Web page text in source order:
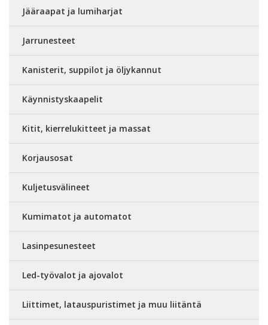
Jääraapat ja lumiharjat
Jarrunesteet
Kanisterit, suppilot ja öljykannut
Käynnistyskaapelit
Kitit, kierrelukitteet ja massat
Korjausosat
Kuljetusvälineet
Kumimatot ja automatot
Lasinpesunesteet
Led-työvalot ja ajovalot
Liittimet, latauspuristimet ja muu liitäntä